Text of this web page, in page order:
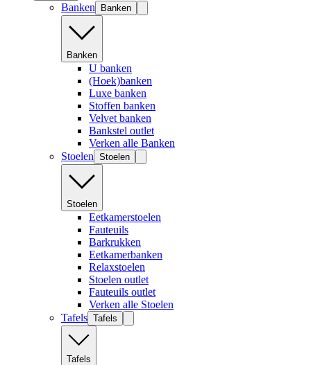
Banken Banken
Banken
U banken
(Hoek)banken
Luxe banken
Stoffen banken
Velvet banken
Bankstel outlet
Verken alle Banken
Stoelen Stoelen
Stoelen
Eetkamerstoelen
Fauteuils
Barkrukken
Eetkamerbanken
Relaxstoelen
Stoelen outlet
Fauteuils outlet
Verken alle Stoelen
Tafels Tafels
Tafels